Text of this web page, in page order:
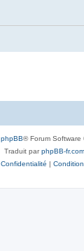
phpBB® Forum Software
Traduit parphpBB-fr.com
Confidentialité |